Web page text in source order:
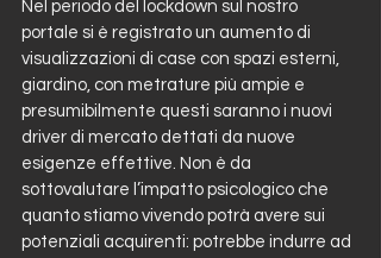
Nel periodo del lockdown sul nostro
portale si è registrato un aumento di
visualizzazioni di case con spazi esterni,
giardino, con metrature più ampie e
presumibilmente questi saranno i nuovi
driver di mercato dettati da nuove
esigenze effettive. Non è da
sottovalutare l’impatto psicologico che
quanto stiamo vivendo potrà avere sui
potenziali acquirenti: potrebbe indurre ad